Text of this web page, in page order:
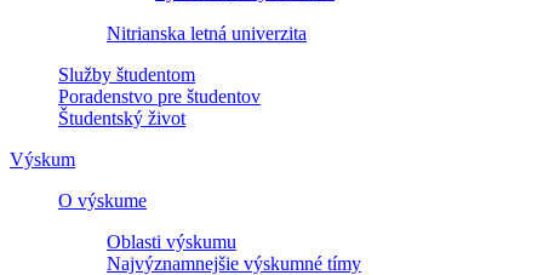
Nitrianska letná univerzita
Služby študentom
Poradenstvo pre študentov
Študentský život
Výskum
O výskume
Oblasti výskumu
Najvýznamnejšie výskumné tímy